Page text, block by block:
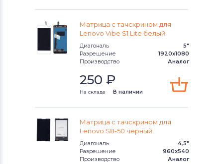
Модули и экраны для смартфонов
Модули и экраны для смартфонов
Highscreen
Модули и экраны для смартфонов
Модули и экраны для смартфонов
Megafon
Модули и экраны для смартфонов
Матрица с тачскрином для
Lenovo Vibe S1 Lite белый
Диагональ
5"
Разрешение
1920x1080
Производство
Аналог
250 ₽
На складе В наличии
Матрица с тачскрином для
Lenovo S8-50 черный
Диагональ
4,5"
Разрешение
960x540
Производство
Аналог